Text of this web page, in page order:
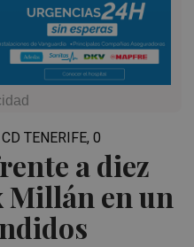
a diez
Millán en un
TENERIFE, 0